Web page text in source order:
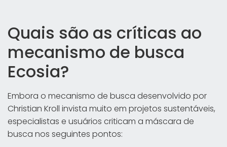
Quais são as críticas ao
mecanismo de busca
Ecosia?
Embora o mecanismo de busca desenvolvido por
Christian Kroll invista muito em projetos sustentáveis,
especialistas e usuários criticam a máscara de
busca nos seguintes pontos: